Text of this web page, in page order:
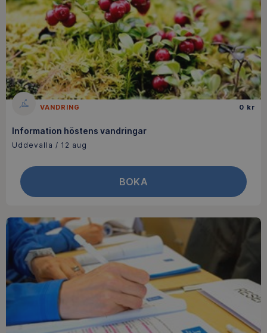
VANDRING 0 kr
Information höstens vandringar
Uddevalla / 12 aug
BOKA